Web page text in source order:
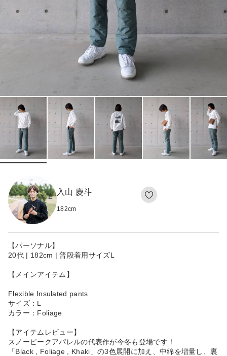
入山 慶斗
182cm
【パーソナル】
20代 | 182cm | 普段着用サイズL
【メインアイテム】
Flexible Insulated pants
サイズ：L
カラー：Foliage
【アイテムレビュー】
スノーピークアパレルの代表作が今冬も登場です！
「Black , Foliage , Khaki」の3色展開に加え、中綿を増量し、裏